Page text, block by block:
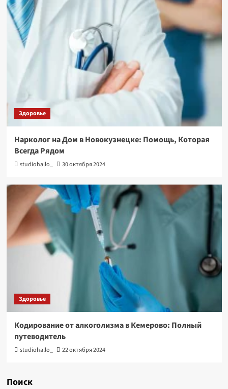
Здоровье
Нарколог на Дом в Новокузнецке: Помощь, Которая
Всегда Рядом
studiohallo_ 30 октября 2024
Здоровье
Кодирование от алкоголизма в Кемерово: Полный
путеводитель
studiohallo_ 22 октября 2024
Поиск